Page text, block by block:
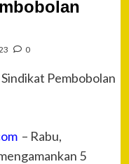
0
– Rabu,
5